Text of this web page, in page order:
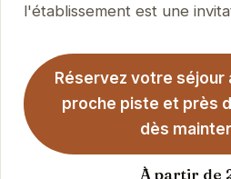
l'établissement est une
Réservez votre
proche piste et près
dès
À partir de